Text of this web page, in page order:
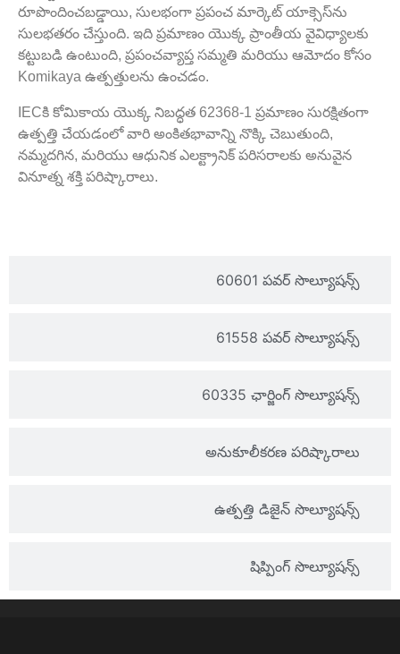
60601 పవర్ సొల్యూషన్స్
61558 పవర్ సొల్యూషన్స్
60335 ఛార్జింగ్ సొల్యూషన్స్
అనుకూలీకరణ పరిష్కారాలు
ఉత్పత్తి డిజైన్ సొల్యూషన్స్
షిప్పింగ్ సొల్యూషన్స్
రూపొందించబడ్డాయి, సులభంగా ప్రపంచ మార్కెట్ యాక్సెస్‌ను
సులభతరం చేస్తుంది. ఇది ప్రమాణం యొక్క ప్రాంతీయ వైవిధ్యాలకు
కట్టుబడి ఉంటుంది, ప్రపంచవ్యాప్త సమ్మతి మరియు ఆమోదం కోసం
Komikaya ఉత్పత్తులను ఉంచడం.
IECకి కోమికాయ యొక్క నిబద్ధత 62368-1 ప్రమాణం సురక్షితంగా
ఉత్పత్తి చేయడంలో వారి అంకితభావాన్ని నొక్కి చెబుతుంది,
నమ్మదగిన, మరియు ఆధునిక ఎలక్ట్రానిక్ పరిసరాలకు అనువైన
వినూత్న శక్తి పరిష్కారాలు.